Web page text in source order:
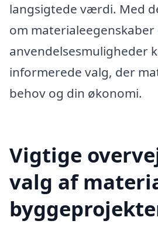
langsigtede værdi. Med
om materialeegenskaber
anvendelsesmuligheder
informerede valg, der
behov og din økonomi.
Vigtige
valg af